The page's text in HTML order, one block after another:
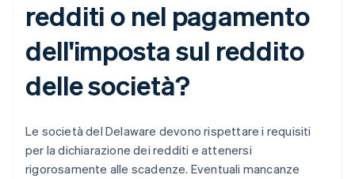
redditi o nel pagamento
dell'imposta sul reddito
delle società?
Le società del Delaware devono rispettare i requisiti
per la dichiarazione dei redditi e attenersi
rigorosamente alle scadenze. Eventuali mancanze